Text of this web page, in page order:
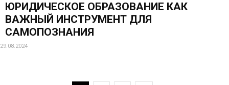
ЮРИДИЧЕСКОЕ ОБРАЗОВАНИЕ КАК
ВАЖНЫЙ ИНСТРУМЕНТ ДЛЯ
САМОПОЗНАНИЯ
29.08.2024